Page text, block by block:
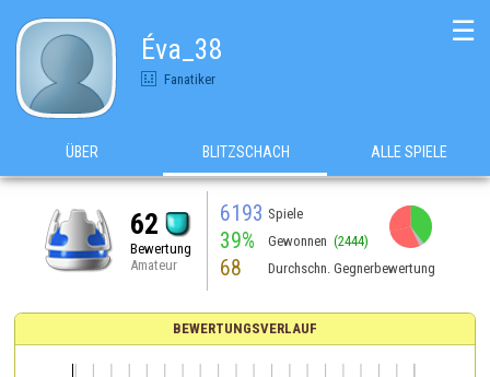
Éva_38
Fanatiker
☰
ÜBER BLITZSCHACH ALLE SPIELE
62
Bewertung
Amateur
6193 Spiele
39% Gewonnen (2444)
68 Durchschn. Gegnerbewertung
BEWERTUNGSVERLAUF